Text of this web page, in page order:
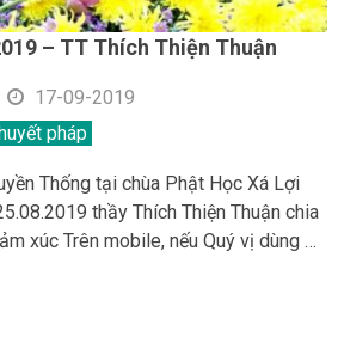
– TT Thích Thiện Thuận
17-09-2019
pháp
Thống tại chùa Phật Học Xá Lợi
thầy Thích Thiện Thuận chia
xúc Trên mobile, nếu Quý vị dùng …